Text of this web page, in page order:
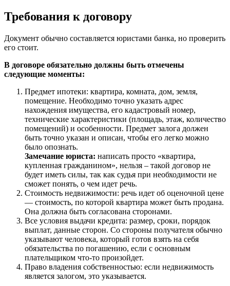
Требования к договору
Документ обычно составляется юристами банка, но проверить
его стоит.
В договоре обязательно должны быть отмечены
следующие моменты:
Предмет ипотеки: квартира, комната, дом, земля,
помещение. Необходимо точно указать адрес
нахождения имущества, его кадастровый номер,
технические характеристики (площадь, этаж, количество
помещений) и особенности. Предмет залога должен
быть точно указан и описан, чтобы его легко можно
было опознать.
Замечание юриста: написать просто «квартира,
купленная гражданином», нельзя – такой договор не
будет иметь силы, так как судья при необходимости не
сможет понять, о чем идет речь.
Стоимость недвижимости: речь идет об оценочной цене
— стоимость, по которой квартира может быть продана.
Она должна быть согласована сторонами.
Все условия выдачи кредита: размер, сроки, порядок
выплат, данные сторон. Со стороны получателя обычно
указывают человека, который готов взять на себя
обязательства по погашению, если с основным
плательщиком что-то произойдет.
Право владения собственностью: если недвижимость
является залогом, это указывается.